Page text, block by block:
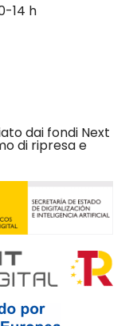
14 h
dai fondi Next
di ripresa e